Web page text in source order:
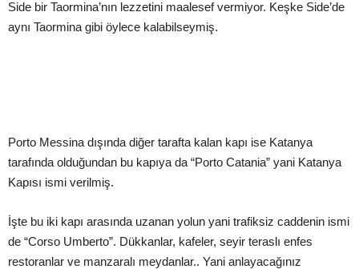
Side bir Taormina’nın lezzetini maalesef vermiyor. Keşke Side’de
aynı Taormina gibi öylece kalabilseymiş.
Porto Messina dışında diğer tarafta kalan kapı ise Katanya
tarafında olduğundan bu kapıya da “Porto Catania” yani Katanya
Kapısı ismi verilmiş.
İşte bu iki kapı arasında uzanan yolun yani trafiksiz caddenin ismi
de “Corso Umberto”. Dükkanlar, kafeler, seyir teraslı enfes
restoranlar ve manzaralı meydanlar.. Yani anlayacağınız